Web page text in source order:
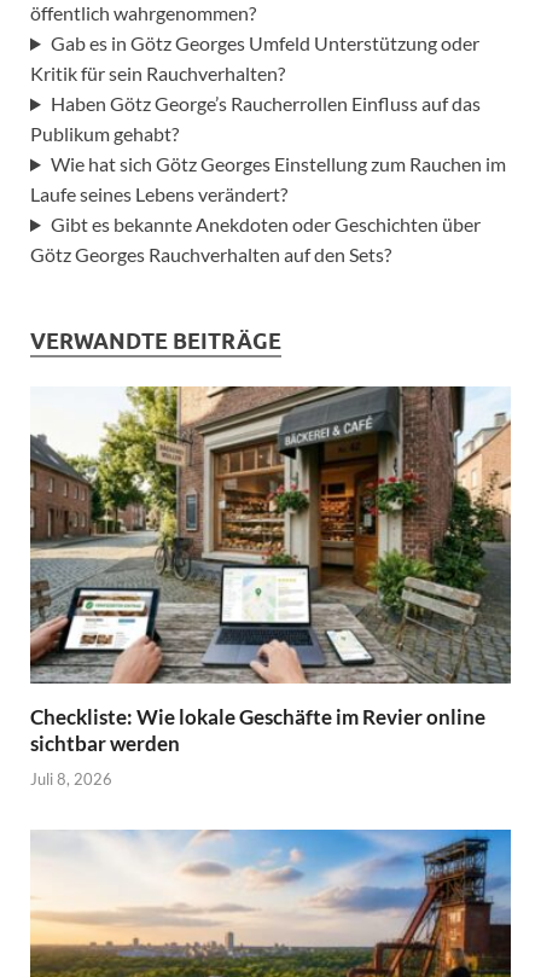
öffentlich wahrgenommen?
Gab es in Götz Georges Umfeld Unterstützung oder
Kritik für sein Rauchverhalten?
Haben Götz George’s Raucherrollen Einfluss auf das
Publikum gehabt?
Wie hat sich Götz Georges Einstellung zum Rauchen im
Laufe seines Lebens verändert?
Gibt es bekannte Anekdoten oder Geschichten über
Götz Georges Rauchverhalten auf den Sets?
VERWANDTE BEITRÄGE
Checkliste: Wie lokale Geschäfte im Revier online
sichtbar werden
Juli 8, 2026